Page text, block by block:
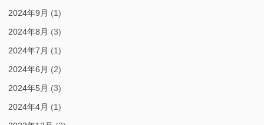
2024年9月 (1)
2024年8月 (3)
2024年7月 (1)
2024年6月 (2)
2024年5月 (3)
2024年4月 (1)